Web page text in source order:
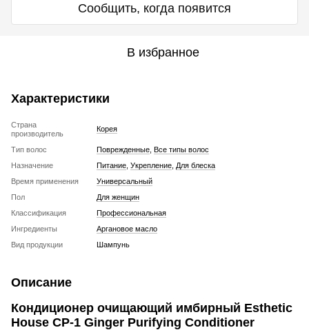
Сообщить, когда появится
В избранное
Характеристики
Страна
производитель
Корея
Тип волос Поврежденные Все типы волос
Назначение
Питание Укрепление Для блеска
Время применения
Универсальный
Пол
Для женщин
Классификация
Профессиональная
Ингредиенты
Аргановое масло
Вид продукции
Шампунь
Описание
Кондиционер очищающий имбирный Esthetic
House CP-1 Ginger Purifying Conditioner